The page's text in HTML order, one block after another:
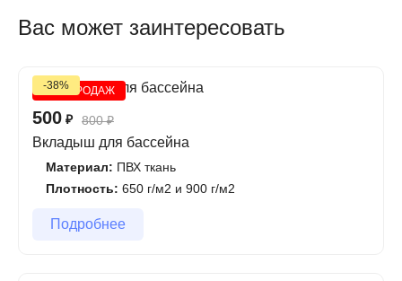
Вас может заинтересовать
ХИТ ПРОДАЖ
-38%
500 ₽ 800₽
Вкладыш для бассейна
Материал: ПВХ ткань
Плотность: 650 г/м2 и 900 г/м2
Подробнее